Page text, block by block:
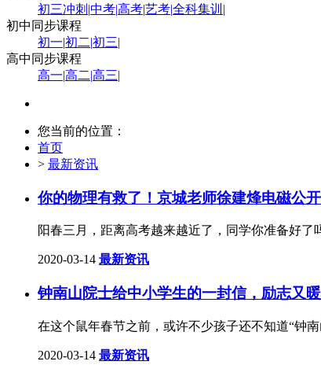
初三冲刺 |中考|高考|艺考|全科集训 |
初中同步课程
初一|初二|初三|
高中同步课程
高一|高二|高三|
您当前的位置：
首页
> 最新资讯
你的物理有救了！京城老师徐建烽电磁公
阳春三月，距离高考越来越近了，同学你准备好
2020-03-14 最新资讯
钟南山院士给中小学生的一封信，励志又
在这个鼠年春节之前，或许不少孩子还不知道“钟
2020-03-14 最新资讯